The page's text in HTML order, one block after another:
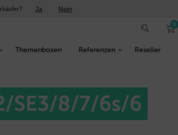
Ja Nein
0
Themenboxen Referenzen Reseller
SE3/8/7/6s/6